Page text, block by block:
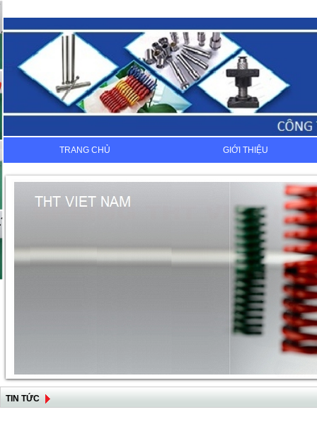
TRANG CHỦ GIỚI THIỆU
TIN TỨC